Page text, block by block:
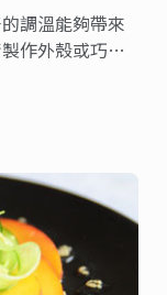
調溫能夠帶來
作外殼或巧克